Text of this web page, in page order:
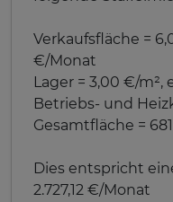
Verkaufsfläche =
€/Monat
Lager = 3,00 €/
Betriebs- und
Gesamtfläche =
Dies entspricht
2.727,12 €/Monat